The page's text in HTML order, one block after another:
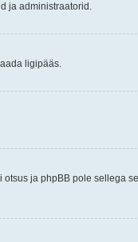
ja administraatorid.
ligipääs.
ja phpBB pole sellega